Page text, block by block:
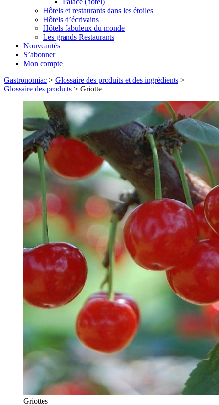
Palace (hôtel)
Hôtels et restaurants dans les étoiles
Hôtels d’écrivains
Hôtels fabuleux du monde
Les grands Restaurants
Nouveautés
S’abonner
Mon compte
Gastronomiac > Glossaire des produits et des ingrédients >
Glossaire des produits > Griotte
Griottes